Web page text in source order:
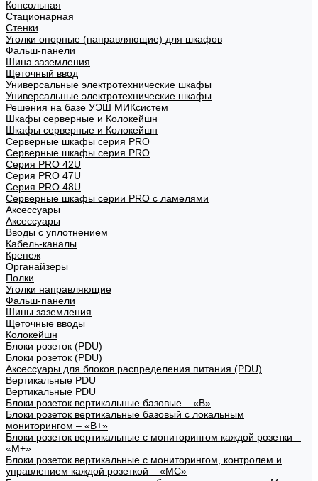
Консольная
Стационарная
Стенки
Уголки опорные (направляющие) для шкафов
Фальш-панели
Шина заземления
Щеточный ввод
Универсальные электротехнические шкафы
Универсальные электротехнические шкафы
Решения на базе УЭШ МИКсистем
Шкафы серверные и Колокейшн
Шкафы серверные и Колокейшн
Серверные шкафы серия PRO
Серверные шкафы серия PRO
Серия PRO 42U
Серия PRO 47U
Серия PRO 48U
Серверные шкафы серии PRO с ламелями
Аксессуары
Аксессуары
Вводы с уплотнением
Кабель-каналы
Крепеж
Органайзеры
Полки
Уголки направляющие
Фальш-панели
Шины заземления
Щеточные вводы
Колокейшн
Блоки розеток (PDU)
Блоки розеток (PDU)
Аксессуары для блоков распределения питания (PDU)
Вертикальные PDU
Вертикальные PDU
Блоки розеток вертикальные базовые – «В»
Блоки розеток вертикальные базовый с локальным
мониторингом – «В+»
Блоки розеток вертикальные с мониторингом каждой розетки –
«М+»
Блоки розеток вертикальные с мониторингом, контролем и
управлением каждой розеткой – «МС»